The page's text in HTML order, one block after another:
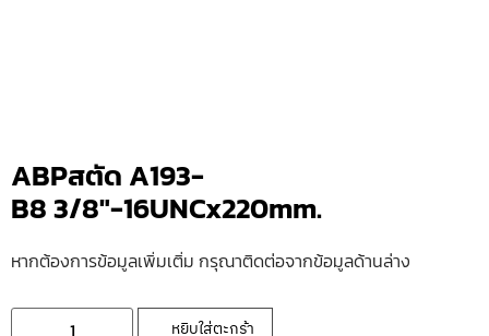
ABPสตัด A193-
B8 3/8″-16UNCx220mm.
หากต้องการข้อมูลเพิ่มเติ่ม กรุณาติดต่อจากข้อมูลด้านล่าง
หยิบใส่ตะกร้า